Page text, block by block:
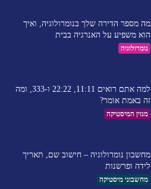
מה מספר הדירה שלך בנומרולוגיה, ואיך
הוא משפיע על האנרגיה בבית
נומרולוגיה
למה אתם רואים 11:11, 22:22 ו-333, ומה
זה באמת אומר?
מגזין המיסטיקה
מחשבון נומרולוגיה – חישוב שם, תאריך
לידה ופרשנות
מחשבוני מיסטיקה